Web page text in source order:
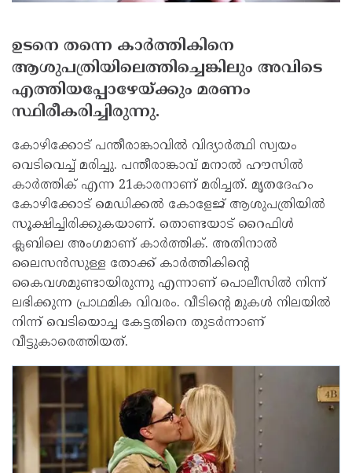
ഉടനെ തന്നെ കാര്‍ത്തികിനെ
ആശുപത്രിയിലെത്തിച്ചെങ്കിലും അവിടെ
എത്തിയപ്പോഴേയ്ക്കും മരണം
സ്ഥിരീകരിച്ചിരുന്നു.
കോഴിക്കോട് പന്തീരാങ്കാവില്‍ വിദ്യാര്‍ത്ഥി സ്വയം
വെടിവെച്ച് മരിച്ചു. പന്തീരാങ്കാവ് മനാല്‍ ഹൗസില്‍
കാര്‍ത്തിക് എന്ന 21കാരനാണ് മരിച്ചത്. മൃതദേഹം
കോഴിക്കോട് മെഡിക്കല്‍ കോളേജ് ആശുപത്രിയില്‍
സൂക്ഷിച്ചിരിക്കുകയാണ്. തൊണ്ടയാട് റൈഫിള്‍
ക്ലബിലെ അംഗമാണ് കാര്‍ത്തിക്. അതിനാല്‍
ലൈസന്‍സുള്ള തോക്ക് കാര്‍ത്തികിന്റെ
കൈവശമുണ്ടായിരുന്നു എന്നാണ് പൊലീസില്‍ നിന്ന്
ലഭിക്കുന്ന പ്രാഥമിക വിവരം. വീടിന്റെ മുകള്‍ നിലയില്‍
നിന്ന് വെടിയൊച്ച കേട്ടതിനെ തുടര്‍ന്നാണ്
വീട്ടുകാരെത്തിയത്.